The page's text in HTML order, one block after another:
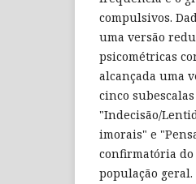
compulsivos.
uma versão
psicométricas
alcançada uma
cinco
"Indecisão/
imorais" e
confirmatória do
população